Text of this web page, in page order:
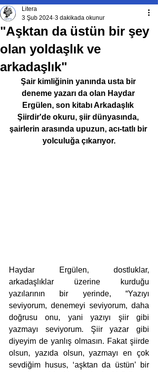
"Aşktan da üstün bir şey
olan yoldaşlık ve
arkadaşlık"
Litera
3 Şub 2024 3 dakikada okunur
Şair kimliğinin yanında usta bir
deneme yazarı da olan Haydar
Ergülen, son kitabı Arkadaşlık
Şiirdir'de okuru, şiir dünyasında,
şairlerin arasında upuzun, acı-tatlı bir
yolculuğa çıkarıyor.
Haydar Ergülen, dostluklar,
arkadaşlıklar üzerine kurduğu
yazılarının bir yerinde, “Yazıyı
seviyorum, denemeyi seviyorum, daha
doğrusu onu, yani yazıyı şiir gibi
yazmayı seviyorum. Şiir yazar gibi
diyeyim de yanlış olmasın. Fakat şiirde
olsun, yazıda olsun, yazmayı en çok
sevdiğim husus, ‘aşktan da üstün’ bir